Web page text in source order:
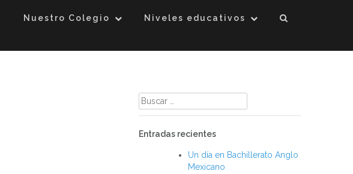
Nuestro Colegio Niveles educativos
Buscar:
Entradas recientes
Un día en Bachillerato Anglo
Mexicano